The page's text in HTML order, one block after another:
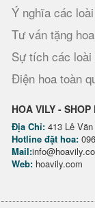
Ý nghĩa các
Tư vấn tặng hoa
Sự tích các loài
Điện hoa toàn
HOA VILY -
Địa Chỉ: 413 Lê
Hotline đặt hoa:
Mail:
Web: hoavily.com